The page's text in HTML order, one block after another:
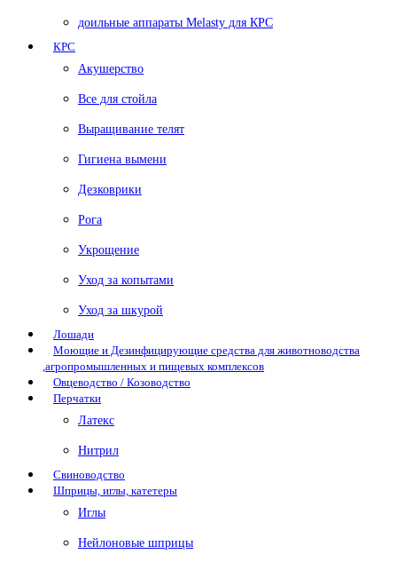
доильные аппараты Melasty для КРС
КРС
Акушерство
Все для стойла
Выращивание телят
Гигиена вымени
Дезковрики
Рога
Укрощение
Уход за копытами
Уход за шкурой
Лошади
Моющие и Дезинфицирующие средства для животноводства
,агропромышленных и пищевых комплексов
Овцеводство / Козоводство
Перчатки
Латекс
Нитрил
Свиноводство
Шприцы, иглы, катетеры
Иглы
Нейлоновые шприцы